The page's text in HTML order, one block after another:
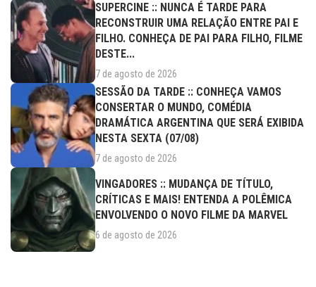
SUPERCINE :: NUNCA É TARDE PARA
RECONSTRUIR UMA RELAÇÃO ENTRE PAI E
FILHO. CONHEÇA DE PAI PARA FILHO, FILME
DESTE...
7 de agosto de 2026
SESSÃO DA TARDE :: CONHEÇA VAMOS
CONSERTAR O MUNDO, COMÉDIA
DRAMÁTICA ARGENTINA QUE SERÁ EXIBIDA
NESTA SEXTA (07/08)
7 de agosto de 2026
VINGADORES :: MUDANÇA DE TÍTULO,
CRÍTICAS E MAIS! ENTENDA A POLÊMICA
ENVOLVENDO O NOVO FILME DA MARVEL
6 de agosto de 2026